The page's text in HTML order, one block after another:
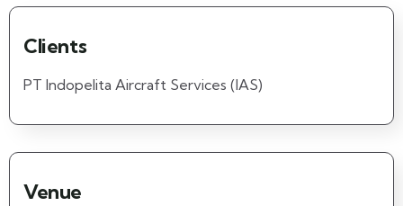
Clients
PT Indopelita Aircraft Services (IAS)
Venue